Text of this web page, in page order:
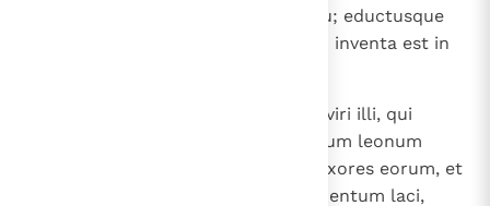
Danielem praecepit educi de lacu; eductusque
est Daniel de lacu, et nulla laesio inventa est in
Dixit autem rex, et adducti sunt viri illi, qui
accusaverant Danielem, et in lacum leonum
missi sunt, ipsi et filii eorum et uxores eorum, et
non pervenerunt usque ad pavimentum laci,